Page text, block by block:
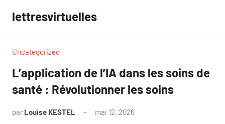
contenu
lettresvirtuelles
Uncategorized
L’application de l’IA dans les soins de
santé : Révolutionner les soins
par Louise KESTEL mai 12, 2026